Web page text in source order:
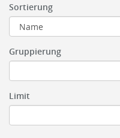
Sortierung
Gruppierung
Limit